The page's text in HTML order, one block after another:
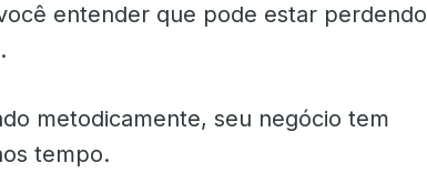
entender que pode estar perdendo
metodicamente, seu negócio tem
tempo.